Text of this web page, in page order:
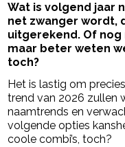
Wat is volgend jaar
net zwanger wordt,
uitgerekend. Of nog
maar beter weten
toch?
Het is lastig om
trend van 2026 zullen
naamtrends en
volgende opties
coole combi’s, toch?